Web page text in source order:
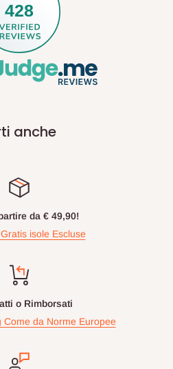
428
anche
da € 49,90!
isole Escluse
o Rimborsati
Come da Norme Europee